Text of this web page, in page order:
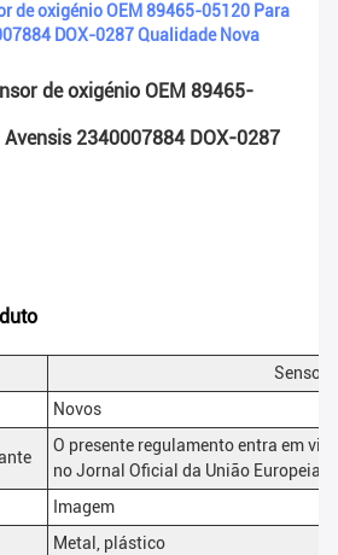
de oxigénio OEM 89465-05120 Para
DOX-0287 Qualidade Nova
de oxigénio OEM 89465-
2340007884 DOX-0287
Sensor
Novos
O presente regulamento entra em
no Jornal Oficial da União Europeia.
Imagem
Metal, plástico